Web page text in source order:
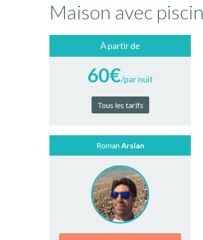
Maison avec
À partir de
60€/par nuit
Tous les tarifs
RomanArslan